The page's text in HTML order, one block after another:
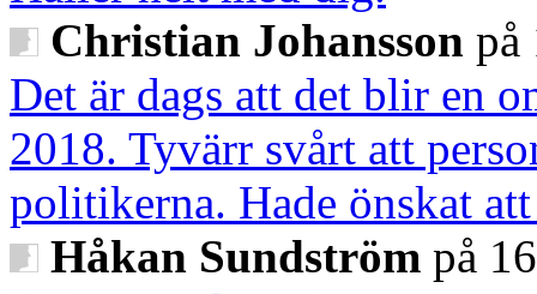
Christian Johansson på
Det är dags att det blir en
2018. Tyvärr svårt att
politikerna. Hade önskat
Håkan Sundström på